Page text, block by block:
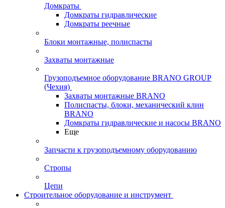
Домкраты
Домкраты гидравлические
Домкраты реечные
Блоки монтажные, полиспасты
Захваты монтажные
Грузоподъемное оборудование BRANO GROUP
(Чехия)
Захваты монтажные BRANO
Полиспасты, блоки, механический клин
BRANO
Домкраты гидравлические и насосы BRANO
Еще
Запчасти к грузоподъемному оборудованию
Стропы
Цепи
Строительное оборудование и инструмент